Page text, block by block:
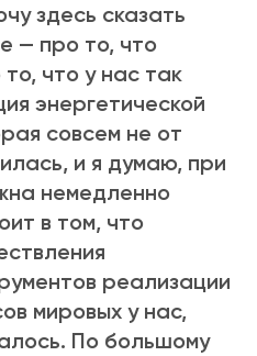
здесь сказать
— про то, что
что у нас так
энергетической
совсем не от
и я думаю, при
немедленно
в том, что
реализации
мировых у нас,
По большому